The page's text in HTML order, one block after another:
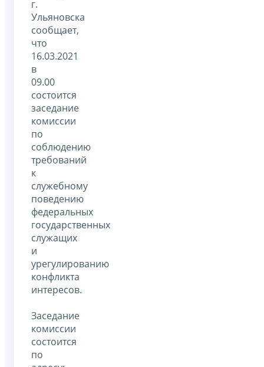
г.
Ульяновска
сообщает,
что
16.03.2021
в
09.00
состоится
заседание
комиссии
по
соблюдению
требований
к
служебному
поведению
федеральных
государственных
служащих
и
урегулированию
конфликта
интересов.
Заседание
комиссии
состоится
по